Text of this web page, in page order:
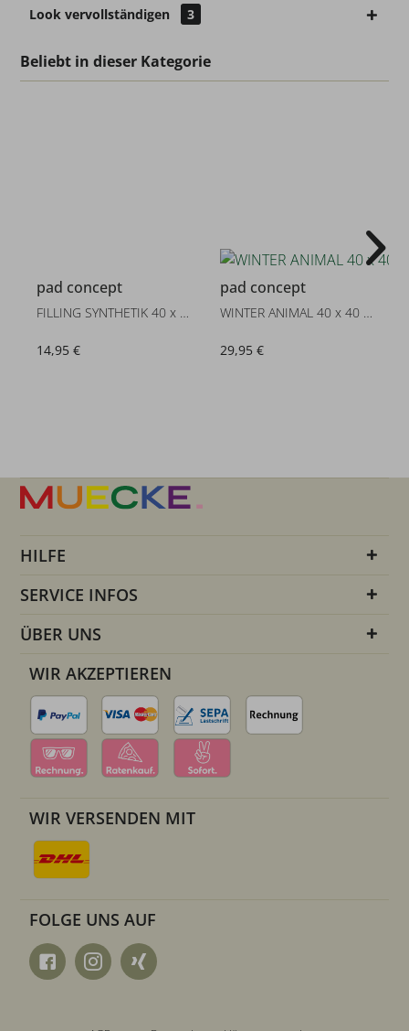
Look vervollständigen 3
Beliebt in dieser Kategorie
pad concept
FILLING SYNTHETIK 40 x 60 cm
14,95 €
pad concept
WINTER ANIMAL 40 x 40 cm
29,95 €
HILFE
SERVICE INFOS
ÜBER UNS
WIR AKZEPTIEREN
WIR VERSENDEN MIT
FOLGE UNS AUF